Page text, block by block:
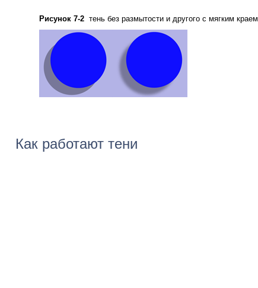
Рисунок 7-2 тень без размытости и другого с мягким краем
Как работают тени